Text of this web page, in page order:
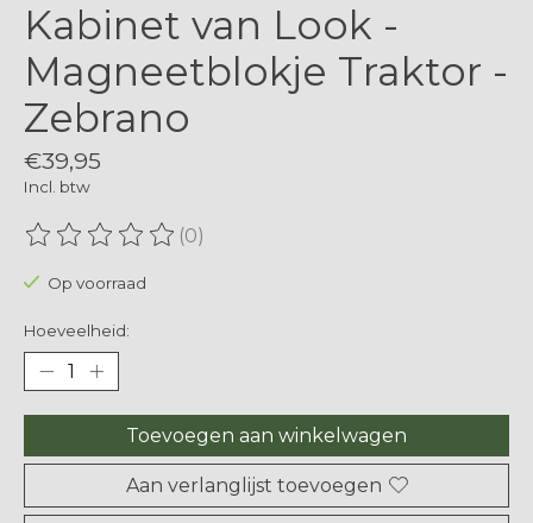
Kabinet van Look -
Magneetblokje Traktor -
Zebrano
€39,95
Incl. btw
De beoordeling van dit product is
(0)
Op voorraad
Hoeveelheid:
Toevoegen aan winkelwagen
Aan verlanglijst toevoegen